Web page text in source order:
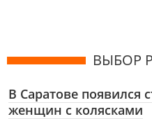
ВЫБОР
В Саратове появился
женщин с колясками